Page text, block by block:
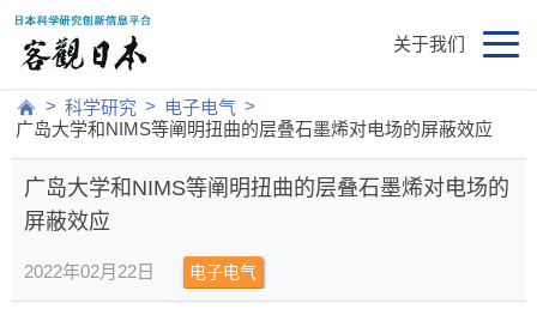
关于我们
> 科学研究 > 电子电气 >
广岛大学和NIMS等阐明扭曲的层叠石墨烯对电场的屏蔽效应
广岛大学和NIMS等阐明扭曲的层叠石墨烯对电场的
屏蔽效应
2022年02月22日 电子电气